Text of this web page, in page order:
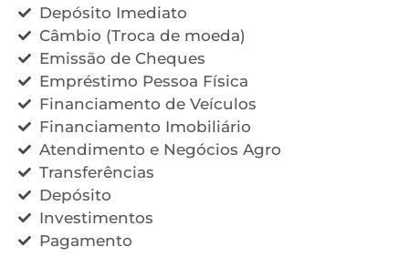
Depósito Imediato
Câmbio (Troca de moeda)
Emissão de Cheques
Empréstimo Pessoa Física
Financiamento de Veículos
Financiamento Imobiliário
Atendimento e Negócios Agro
Transferências
Depósito
Investimentos
Pagamento